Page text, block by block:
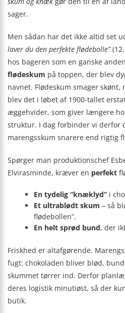
sager.
Men sådan har det ikke altid set
laver du den perfekte flødebolle”
hos bageren som en ganske
flødeskum på toppen, der blev
navnet. Flødeskum smager
blev det i løbet af 1900-tallet
æggehvider, som giver længere
struktur. I dag forbinder vi derfor
marengsskum snarere end rigtig
Spørger man produktionschef
Elvirasminde, kræver en perfekt
En tydelig “knæklyd” i
Et ultrablødt skum – så
flødebollen”.
En helt sprød bund, der
Friskhed er altafgørende.
fugt: chokoladen bliver blød,
skummet tørrer ind. Derfor
deres logistik minutiøst, så der
butik.